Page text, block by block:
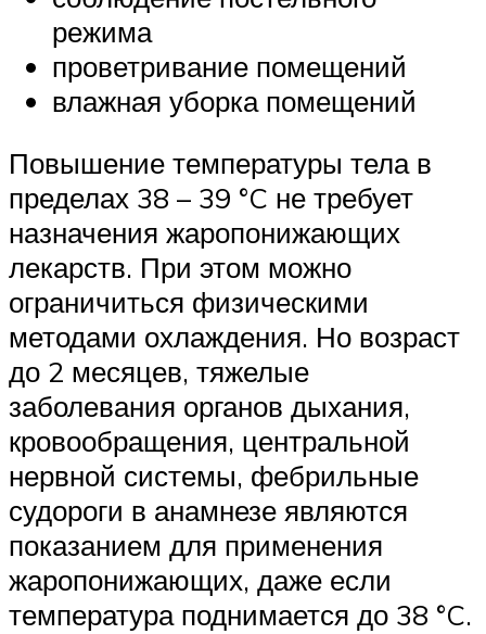
режима
проветривание помещений
влажная уборка помещений
Повышение температуры тела в
пределах 38 – 39 °C не требует
назначения жаропонижающих
лекарств. При этом можно
ограничиться физическими
методами охлаждения. Но возраст
до 2 месяцев, тяжелые
заболевания органов дыхания,
кровообращения, центральной
нервной системы, фебрильные
судороги в анамнезе являются
показанием для применения
жаропонижающих, даже если
температура поднимается до 38 °C.